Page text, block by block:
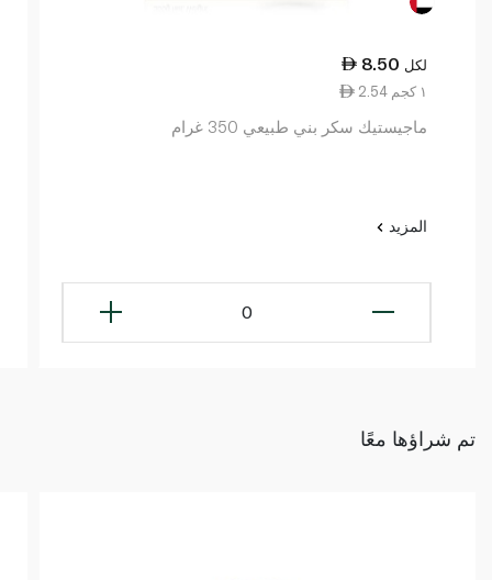
8.50 لكل
2.54 ١ كجم
ماجيستيك سكر بني طبيعي 350 غرام
المزيد
0
تم شراؤها معًا